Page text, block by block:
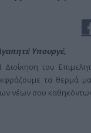
Υπουργέ,
Διοίκηση του
τα θερμά
νέων σου